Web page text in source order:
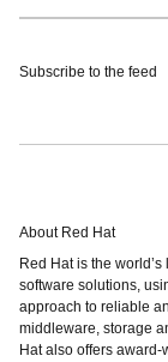
Subscribe to the feed
About Red Hat
Red Hat is the
software solutions,
approach to reliable
middleware, storage
Hat also offers